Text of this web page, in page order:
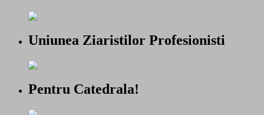
Uniunea Ziaristilor Profesionisti
Pentru Catedrala!